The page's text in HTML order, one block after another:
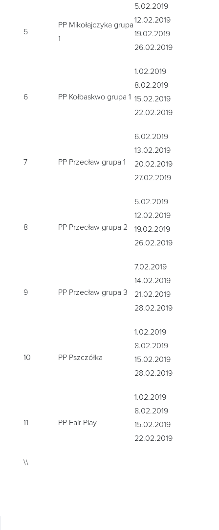
5
PP Mikołajczyka grupa
1
5.02.2019
12.02.2019
19.02.2019
26.02.2019
6 PP Kołbaskwo grupa 1
1.02.2019
8.02.2019
15.02.2019
22.02.2019
7 PP Przecław grupa 1
6.02.2019
13.02.2019
20.02.2019
27.02.2019
8 PP Przecław grupa 2
5.02.2019
12.02.2019
19.02.2019
26.02.2019
9 PP Przecław grupa 3
7.02.2019
14.02.2019
21.02.2019
28.02.2019
10 PP Pszczółka
1.02.2019
8.02.2019
15.02.2019
28.02.2019
11 PP Fair Play
1.02.2019
8.02.2019
15.02.2019
22.02.2019
\\